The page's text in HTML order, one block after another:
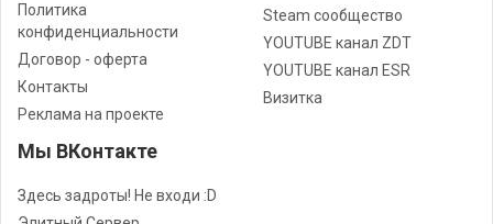
Политика
конфиденциальности
Договор - оферта
Контакты
Реклама на проекте
Steam сообщество
YOUTUBE канал ZDT
YOUTUBE канал ESR
Визитка
Мы ВКонтакте
Здесь задроты! Не входи :D